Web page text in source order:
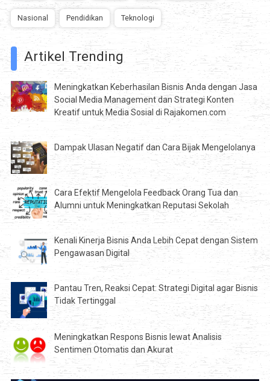
Nasional Pendidikan Teknologi
Artikel Trending
Meningkatkan Keberhasilan Bisnis Anda dengan Jasa
Social Media Management dan Strategi Konten
Kreatif untuk Media Sosial di Rajakomen.com
Dampak Ulasan Negatif dan Cara Bijak Mengelolanya
Cara Efektif Mengelola Feedback Orang Tua dan
Alumni untuk Meningkatkan Reputasi Sekolah
Kenali Kinerja Bisnis Anda Lebih Cepat dengan Sistem
Pengawasan Digital
Pantau Tren, Reaksi Cepat: Strategi Digital agar Bisnis
Tidak Tertinggal
Meningkatkan Respons Bisnis lewat Analisis
Sentimen Otomatis dan Akurat